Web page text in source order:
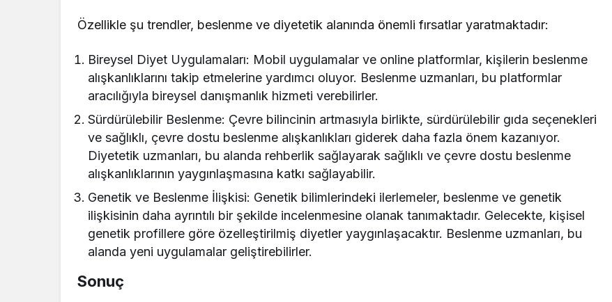
Özellikle şu trendler, beslenme ve diyetetik alanında önemli fırsatlar yaratmaktadır:
Bireysel Diyet Uygulamaları: Mobil uygulamalar ve online platformlar, kişilerin beslenme
alışkanlıklarını takip etmelerine yardımcı oluyor. Beslenme uzmanları, bu platformlar
aracılığıyla bireysel danışmanlık hizmeti verebilirler.
Sürdürülebilir Beslenme: Çevre bilincinin artmasıyla birlikte, sürdürülebilir gıda seçenekleri
ve sağlıklı, çevre dostu beslenme alışkanlıkları giderek daha fazla önem kazanıyor.
Diyetetik uzmanları, bu alanda rehberlik sağlayarak sağlıklı ve çevre dostu beslenme
alışkanlıklarının yaygınlaşmasına katkı sağlayabilir.
Genetik ve Beslenme İlişkisi: Genetik bilimlerindeki ilerlemeler, beslenme ve genetik
ilişkisinin daha ayrıntılı bir şekilde incelenmesine olanak tanımaktadır. Gelecekte, kişisel
genetik profillere göre özelleştirilmiş diyetler yaygınlaşacaktır. Beslenme uzmanları, bu
alanda yeni uygulamalar geliştirebilirler.
Sonuç